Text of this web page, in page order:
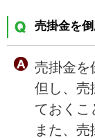
売掛金を
売掛金を
但し、売
ておくこ
また、